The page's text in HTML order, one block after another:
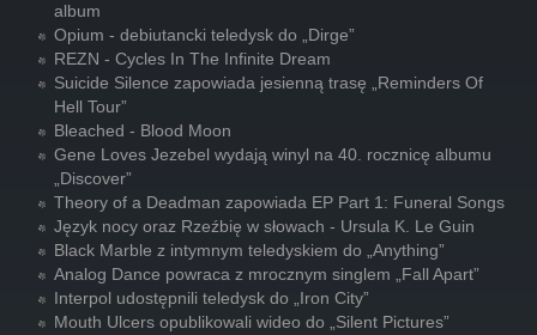
album
Opium - debiutancki teledysk do „Dirge”
REZN - Cycles In The Infinite Dream
Suicide Silence zapowiada jesienną trasę „Reminders Of
Hell Tour”
Bleached - Blood Moon
Gene Loves Jezebel wydają winyl na 40. rocznicę albumu
„Discover”
Theory of a Deadman zapowiada EP Part 1: Funeral Songs
Język nocy oraz Rzeźbię w słowach - Ursula K. Le Guin
Black Marble z intymnym teledyskiem do „Anything”
Analog Dance powraca z mrocznym singlem „Fall Apart”
Interpol udostępnili teledysk do „Iron City”
Mouth Ulcers opublikowali wideo do „Silent Pictures”